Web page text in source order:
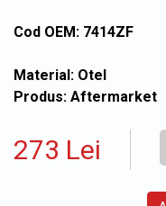
Cod OEM: 7414ZF
Material: Otel
Produs: Aftermarket
273 Lei